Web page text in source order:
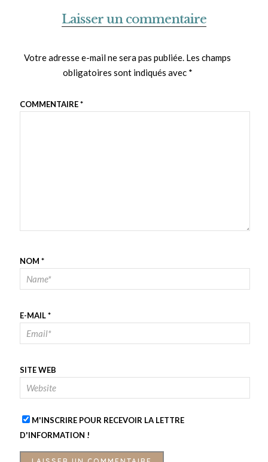
Laisser un commentaire
Votre adresse e-mail ne sera pas publiée. Les champs
obligatoires sont indiqués avec *
COMMENTAIRE*
NOM *
E-MAIL*
SITE WEB
M'INSCRIRE POUR RECEVOIR LA LETTRE
D'INFORMATION !